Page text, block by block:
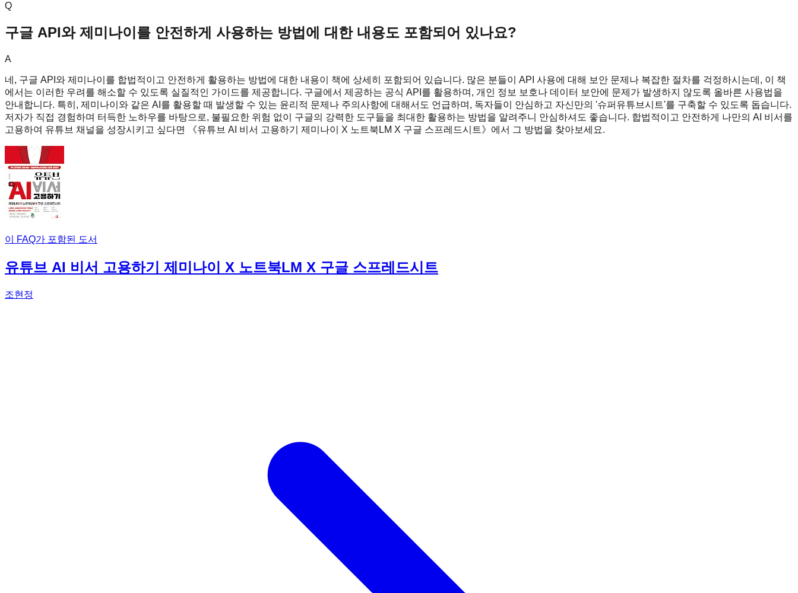
Q
구글 API와 제미나이를 안전하게 사용하는 방법에 대한 내용도 포함되어 있나요?
A
네, 구글 API와 제미나이를 합법적이고 안전하게 활용하는 방법에 대한 내용이 책에 상세히 포함되어 있습니다. 많은 분들이 API 사용에 대해 보안 문제나 복잡한 절차를 걱정하시는데, 이 책
에서는 이러한 우려를 해소할 수 있도록 실질적인 가이드를 제공합니다. 구글에서 제공하는 공식 API를 활용하며, 개인 정보 보호나 데이터 보안에 문제가 발생하지 않도록 올바른 사용법을
안내합니다. 특히, 제미나이와 같은 AI를 활용할 때 발생할 수 있는 윤리적 문제나 주의사항에 대해서도 언급하며, 독자들이 안심하고 자신만의 '슈퍼유튜브시트'를 구축할 수 있도록 돕습니다.
저자가 직접 경험하며 터득한 노하우를 바탕으로, 불필요한 위험 없이 구글의 강력한 도구들을 최대한 활용하는 방법을 알려주니 안심하셔도 좋습니다. 합법적이고 안전하게 나만의 AI 비서를
고용하여 유튜브 채널을 성장시키고 싶다면 《유튜브 AI 비서 고용하기 제미나이 X 노트북LM X 구글 스프레드시트》에서 그 방법을 찾아보세요.
이 FAQ가 포함된 도서
유튜브 AI 비서 고용하기 제미나이 X 노트북LM X 구글 스프레드시트
조현정